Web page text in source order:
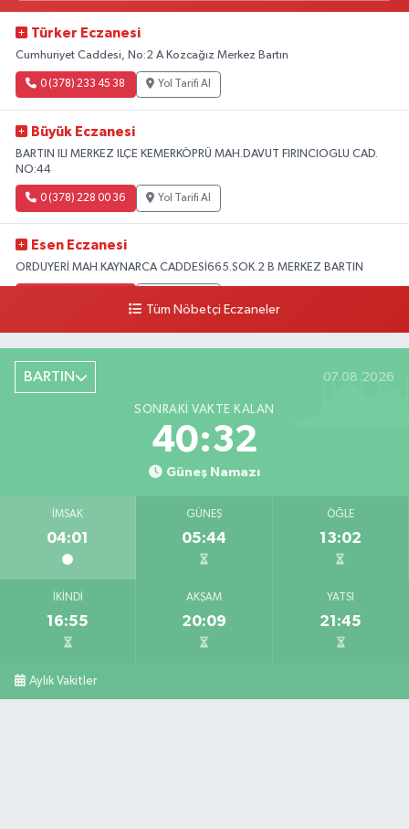
Türker Eczanesi
Cumhuriyet Caddesi, No:2 A Kozcağız Merkez Bartın
0 (378) 233 45 38 Yol Tarifi Al
Büyük Eczanesi
BARTIN ILI MERKEZ ILÇE KEMERKÖPRÜ MAH.DAVUT FIRINCIOGLU CAD.
NO:44
0 (378) 228 00 36 Yol Tarifi Al
Esen Eczanesi
ORDUYERİ MAH.KAYNARCA CADDESİ665.SOK.2 B MERKEZ BARTIN
Şiremirçavuş Mahallesi, Kırıkçı Zeliha Ana Sokak No:20 8 Merkez Bartın
0 (378) 227 85 45
Tüm Nöbetçi Eczaneler
BARTIN 07.08.2026
SONRAKI VAKTE KALAN
40:31
Güneş Namazı
İMSAK
04:01
GÜNEŞ
05:44
ÖĞLE
13:02
İKINDI
16:55
AKŞAM
20:09
YATSI
21:45
Aylık Vakitler